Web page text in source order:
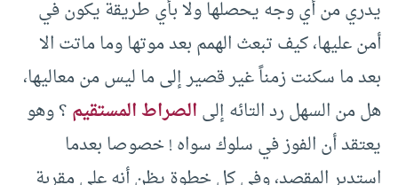
يدري من أي وجه يحصلها ولا بأي طريقة يكون في
أمن عليها، كيف تبعث الهمم بعد موتها وما ماتت الا
بعد ما سكنت زمناً غير قصير إلى ما ليس من معاليها،
هل من السهل رد التائه إلىالصراط المستقيم؟ وهو
يعتقد أن الفوز في سلوك سواه ! خصوصا بعدما
استدبر المقصد، وفى كل خطوة يظن أنه على مقربة